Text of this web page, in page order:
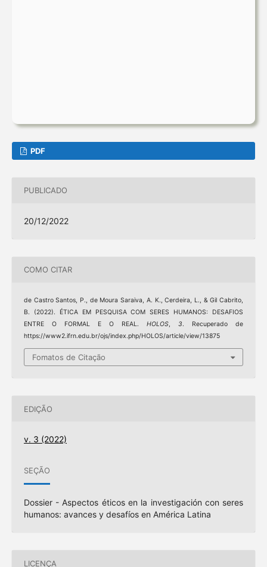
PDF
PUBLICADO
20/12/2022
COMO CITAR
de Castro Santos, P., de Moura Saraiva, A. K., Cerdeira, L., & Gil Cabrito,
B. (2022). ÉTICA EM PESQUISA COM SERES HUMANOS: DESAFIOS
ENTRE O FORMAL E O REAL.HOLOS,3. Recuperado de
https://www2.ifrn.edu.br/ojs/index.php/HOLOS/article/view/13875
Fomatos de Citação
EDIÇÃO
v. 3 (2022)
SEÇÃO
Dossier - Aspectos éticos en la investigación con seres
humanos: avances y desafíos en América Latina
LICENÇA